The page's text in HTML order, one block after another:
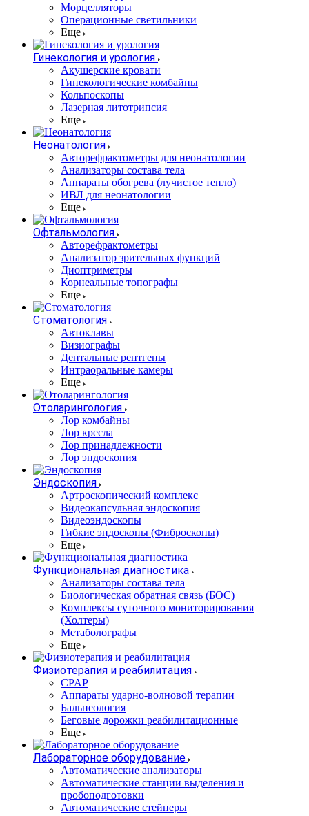
Морцелляторы
Операционные светильники
Еще
Гинекология и урология
Акушерские кровати
Гинекологические комбайны
Кольпоскопы
Лазерная литотрипсия
Еще
Неонатология
Авторефрактометры для неонатологии
Анализаторы состава тела
Аппараты обогрева (лучистое тепло)
ИВЛ для неонатологии
Еще
Офтальмология
Авторефрактометры
Анализатор зрительных функций
Диоптриметры
Корнеальные топографы
Еще
Стоматология
Автоклавы
Визиографы
Дентальные рентгены
Интраоральные камеры
Еще
Отоларингология
Лор комбайны
Лор кресла
Лор принадлежности
Лор эндоскопия
Эндоскопия
Артроскопический комплекс
Видеокапсульная эндоскопия
Видеоэндоскопы
Гибкие эндоскопы (Фиброcкопы)
Еще
Функциональная диагностика
Анализаторы состава тела
Биологическая обратная связь (БОС)
Комплексы суточного мониторирования
(Холтеры)
Метаболографы
Еще
Физиотерапия и реабилитация
CPAP
Аппараты ударно-волновой терапии
Бальнеология
Беговые дорожки реабилитационные
Еще
Лабораторное оборудование
Автоматические анализаторы
Автоматические станции выделения и
пробоподготовки
Автоматические стейнеры